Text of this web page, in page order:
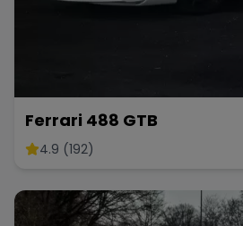
Ferrari 488 GTB
4.9 (192)